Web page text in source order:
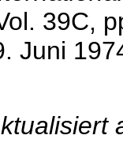
39C,
Juni